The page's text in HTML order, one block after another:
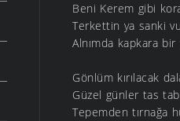
Beni Kerem gibi
Terkettin ya sanki
Alnımda kapkara bir
Gönlüm kırılacak
Güzel günler tas
Tepemden tırnağa